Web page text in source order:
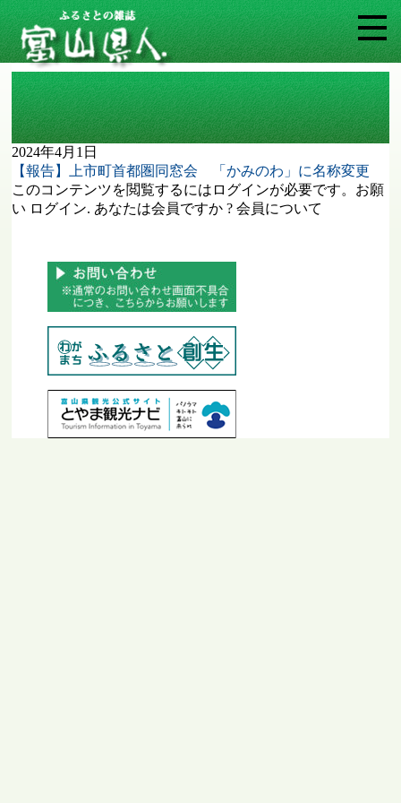
タグ: かみのわ（上市町首都圏同窓会）
2024年4月1日
【報告】上市町首都圏同窓会 「かみのわ」に名称変更
このコンテンツを閲覧するにはログインが必要です。お願
い ログイン. あなたは会員ですか ? 会員について